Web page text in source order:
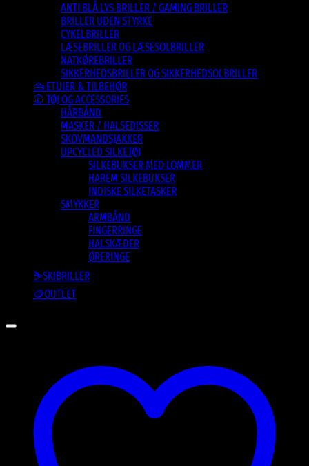
ANTI BLÅ LYS BRILLER / GAMING BRILLER
BRILLER UDEN STYRKE
CYKELBRILLER
LÆSEBRILLER OG LÆSESOLBRILLER
NATKØREBRILLER
SIKKERHEDSBRILLER OG SIKKERHEDSOLBRILLER
👜 ETUIER & TILBEHØR
🧥 TØJ OG ACCESSORIES
HÅRBÅND
MASKER / HALSEDISSER
SKOVMANDSJAKKER
UPCYCLED SILKETØJ
SILKEBUKSER MED LOMMER
HAREM SILKEBUKSER
INDISKE SILKETASKER
SMYKKER
ARMBÅND
FINGERRINGE
HALSKÆDER
ØRERINGE
⛷️SKIBRILLER
🪙OUTLET